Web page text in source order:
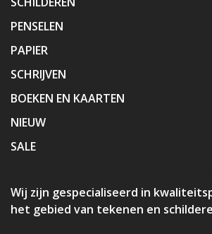
PENSELEN
PAPIER
SCHRIJVEN
BOEKEN EN KAARTEN
NIEUW
SALE
Wij zijn gespecialiseerd in
het gebied van tekenen en